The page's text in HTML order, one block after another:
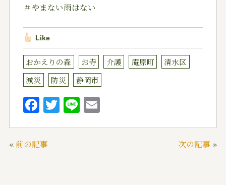
＃やまない雨はない
Like
おかえりの森 お寺 介護 庵原町
清水区
減災
防災 静岡市
F
a
c
e
T
w
Li
n
E
«前の記事 次の記事 »